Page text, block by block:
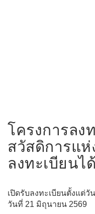
โครงการลง
สวัสดิการแห่
ลงทะเบียนไ
เปิดรับลงทะเบียนตั้งแต่
วันที่ 21 มิถุนายน 2569